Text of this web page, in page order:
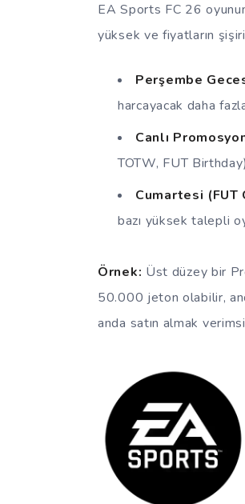
EA Sports FC 26
yüksek ve fiyatların
Perşembe
harcayacak daha
Canlı
TOTW, FUT
Cumartesi
bazı yüksek talepli
Örnek: Üst düzey bir
50.000 jeton olabilir,
anda satın almak